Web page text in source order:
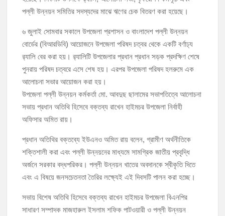
হক মিলন
চাঁদপুর জেলা বিএনপির সিনিয়র সহ-সভাপতি মাহবুব আনোয়ার বাবলুর মৃত্যুতে স্মরণ
সভা ও দোয়া মাহফিল
চাঁদপুর পৌরসভার ২০৫ কোটি টাকার বাজেট ঘোষণা
কচুয়ায় পৃথক অভিযানে ২০১ পিস ইয়াবা ও ৫০ গ্রাম গাঁজাসহ ৩ মাদক কারবারি
গ্রেপ্তার
পল্লী উন্নয়ন সমিতির সদস্যদের মাঝে ঋণের চেক বিতরণ করা হয়েছে।
​৬ জুলাই সোমবার সকালে উপজেলা প্রশাসন ও বাংলাদেশ পল্লী উন্নয়ন
বোর্ডের (বিআরডিবি) আয়োজনে উপজেলা পরিষদ চত্বর থেকে একটি বর্ণাঢ্য
র‍্যালি বের করা হয়। র‍্যালিটি উপজেলার প্রধান প্রধান সড়ক প্রদক্ষিণ শেষে
পুনরায় পরিষদ চত্বরে এসে শেষ হয়। এরপর উপজেলা পরিষদ হলরুমে এক
আলোচনা সভার আয়োজন করা হয়।
​উপজেলা পল্লী উন্নয়ন কর্মকর্তা মো. আবদুছ ছালামের সভাপতিত্বে আলোচনা
সভায় প্রধান অতিথি হিসেবে বক্তব্য রাখেন হাইমচর উপজেলা নির্বাহী
অফিসার অমিত রায়।
​প্রধান অতিথির বক্তব্যে ইউএনও অমিত রায় বলেন, গ্রামীণ অর্থনীতিকে
শক্তিশালী করা এবং পল্লী উন্নয়নের মাধ্যমে সামগ্রিক জাতীয় প্রবৃদ্ধি
অর্জনে সরকার বদ্ধপরিকর। পল্লী উন্নয়ন খাতের অবদানকে স্বীকৃতি দিতে
এবং এ বিষয়ে জনসচেতনতা তৈরির লক্ষ্যেই এই দিবসটি পালন করা হচ্ছে।
​সভায় বিশেষ অতিথি হিসেবে বক্তব্য রাখেন হাইমচর উপজেলা বিএনপির
সাধারণ সম্পাদক মাজহারুল ইসলাম শফিক পাটওয়ারী ও পল্লী উন্নয়ন